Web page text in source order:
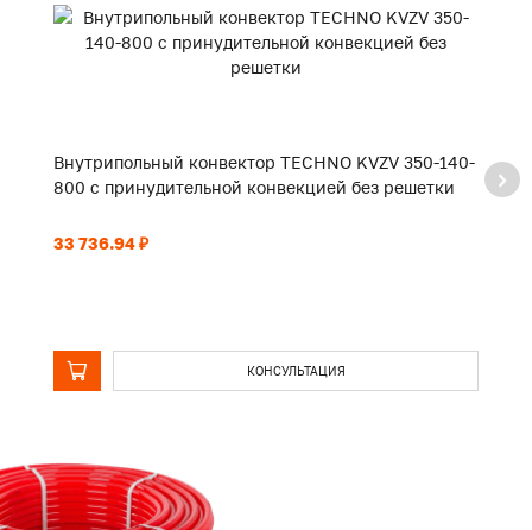
Внутрипольный конвектор TECHNO KVZV 350-140-
800 с принудительной конвекцией без решетки
33 736.94 ₽
КОНСУЛЬТАЦИЯ